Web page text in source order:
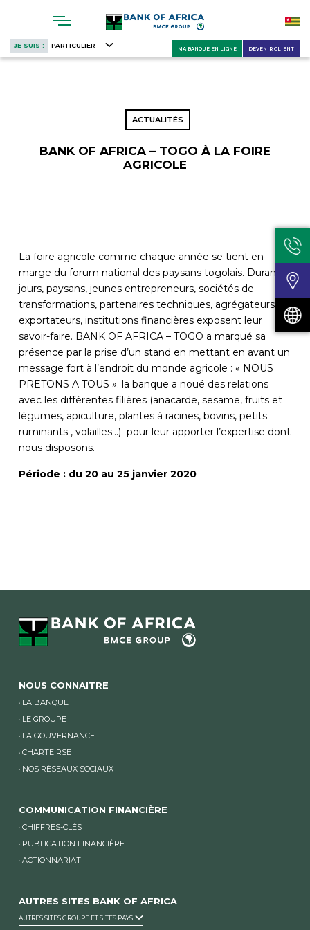
main
content
JE SUIS : PARTICULIER DEVENIR CLIENT
MA BANQUE EN LIGNE
ACTUALITÉS
BANK OF AFRICA – TOGO À LA FOIRE
AGRICOLE
La foire agricole comme chaque année se tient en
marge du forum national des paysans togolais. Durant 5
jours, paysans, jeunes entrepreneurs, sociétés de
transformations, partenaires techniques, agrégateurs,
exportateurs, institutions financières exposent leur
savoir-faire. BANK OF AFRICA – TOGO a marqué sa
présence par la prise d’un stand en mettant en avant un
message fort à l’endroit du monde agricole : « NOUS
PRETONS A TOUS ». la banque a noué des relations
avec les différentes filières (anacarde, sesame, fruits et
légumes, apiculture, plantes à racines, bovins, petits
ruminants , volailles…) pour leur apporter l’expertise dont
nous disposons.
Période : du 20 au 25 janvier 2020
NOUS CONNAITRE
LA BANQUE
LE GROUPE
LA GOUVERNANCE
CHARTE RSE
NOS RÉSEAUX SOCIAUX
COMMUNICATION FINANCIÈRE
CHIFFRES-CLÉS
PUBLICATION FINANCIÈRE
ACTIONNARIAT
AUTRES SITES BANK OF AFRICA
AUTRES SITES GROUPE ET SITES PAYS